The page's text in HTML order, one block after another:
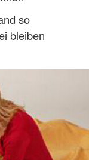
so
bleiben